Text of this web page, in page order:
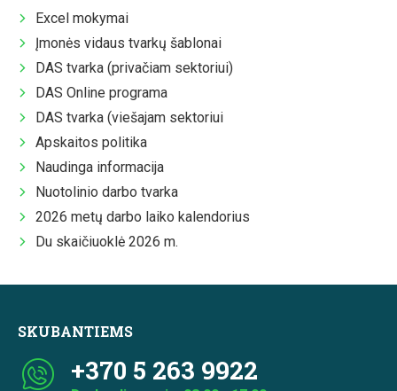
Excel mokymai
Įmonės vidaus tvarkų šablonai
DAS tvarka (privačiam sektoriui)
DAS Online programa
DAS tvarka (viešajam sektoriui
Apskaitos politika
Naudinga informacija
Nuotolinio darbo tvarka
2026 metų darbo laiko kalendorius
Du skaičiuoklė 2026 m.
SKUBANTIEMS
+370 5 263 9922